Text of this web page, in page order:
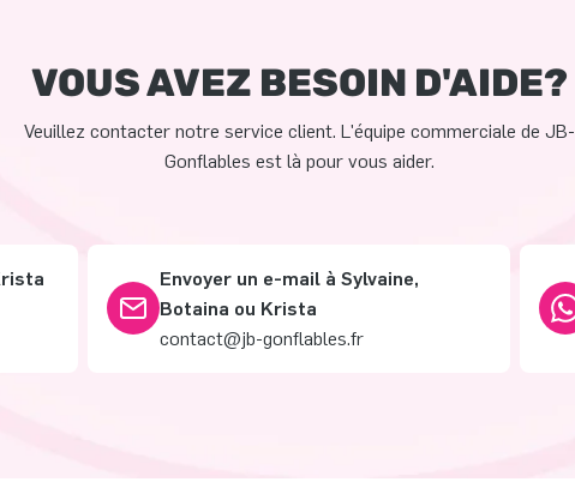
VOUS AVEZ BESOIN D'AIDE?
Veuillez contacter notre service client. L'équipe commerciale de JB-
Gonflables est là pour vous aider.
Envoyer un e-mail à Sylvaine,
Botaina ou Krista
contact@jb-gonflables.fr